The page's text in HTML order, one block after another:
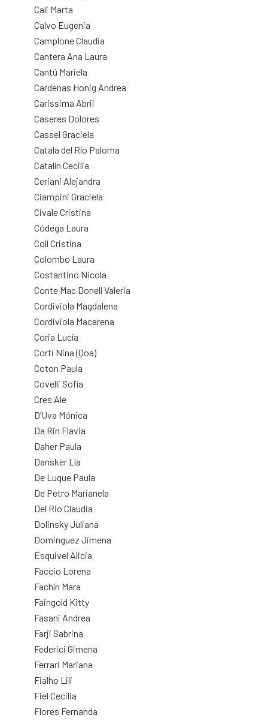
Cali Marta
Calvo Eugenia
Camplone Claudia
Cantera Ana Laura
Cantú Mariela
Cardenas Honig Andrea
Carissima Abril
Caseres Dolores
Cassel Graciela
Catala del Río Paloma
Catalín Cecilia
Ceriani Alejandra
Ciampini Graciela
Civale Cristina
Códega Laura
Coll Cristina
Colombo Laura
Costantino Nicola
Conte Mac Donell Valeria
Cordiviola Magdalena
Cordiviola Macarena
Coria Lucía
Corti Nina (Qoa)
Coton Paula
Covelli Sofía
Cres Ale
D’Uva Mónica
Da Rin Flavia
Daher Paula
Dansker Lía
De Luque Paula
De Petro Marianela
Del Rio Claudia
Dolinsky Juliana
Dominguez Jimena
Esquivel Alicia
Faccio Lorena
Fachín Mara
Faingold Kitty
Fasani Andrea
Farji Sabrina
Federici Gimena
Ferrari Mariana
Fialho Lili
Fiel Cecilia
Flores Fernanda